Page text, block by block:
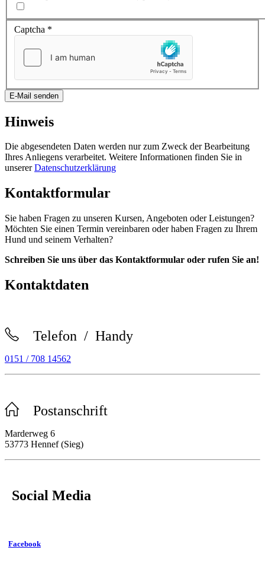
Captcha *
E-Mail senden
Hinweis
Die abgesendeten Daten werden nur zum Zweck der Bearbeitung
Ihres Anliegens verarbeitet. Weitere Informationen finden Sie in
unsererDatenschutzerklärung
Kontaktformular
Sie haben Fragen zu unseren Kursen, Angeboten oder Leistungen?
Möchten Sie einen Termin vereinbaren oder haben Fragen zu Ihrem
Hund und seinem Verhalten?
Schreiben Sie uns über das Kontaktformular oder rufen Sie an!
Kontaktdaten
Telefon / Handy
0151 / 708 14562
Postanschrift
Marderweg 6
53773 Hennef (Sieg)
Social Media
Facebook